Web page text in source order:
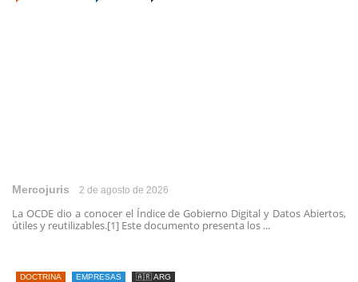
Mercojuris 2 de agosto de 2026
La OCDE dio a conocer el Índice de Gobierno Digital y Datos Abiertos,
útiles y reutilizables.[1] Este documento presenta los ...
DOCTRINA EMPRESAS 🇦🇷 ARG